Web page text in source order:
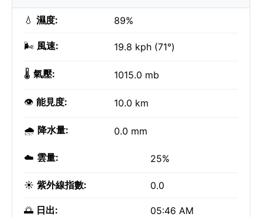
💧 濕度: 89%
🌬️ 風速: 19.8 kph (71°)
🌡️ 氣壓: 1015.0 mb
👁️ 能見度: 10.0 km
🌧️ 降水量: 0.0 mm
☁️ 雲量: 25%
☀️ 紫外線指數: 0.0
🌅 日出: 05:46 AM